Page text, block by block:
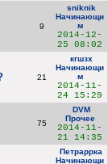
9
sniknik
Начинающи
м
2014-12-
25 08:02
21
кгшзх
Начинающи
м
2014-11-
24 15:29
75
DVM
Прочее
2014-11-
21 14:35
Петраррка
Начинающи